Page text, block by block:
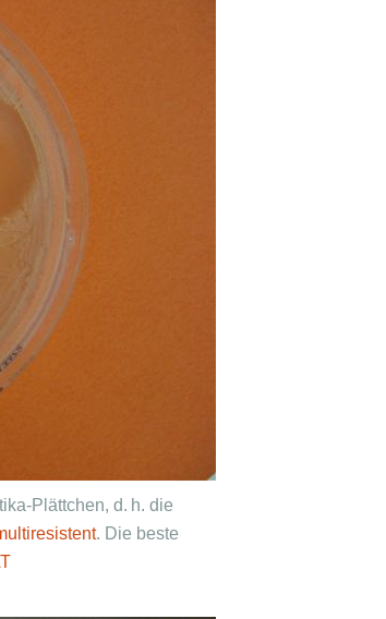
Plättchen, d. h. die
. Die beste